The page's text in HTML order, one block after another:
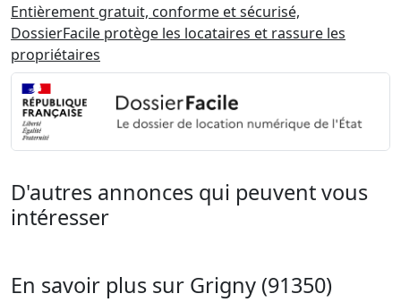
Entièrement gratuit, conforme et sécurisé,
DossierFacile protège les locataires et rassure les
propriétaires
D'autres annonces qui peuvent vous
intéresser
En savoir plus sur Grigny (91350)